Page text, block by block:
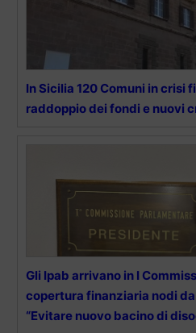
In Sicilia 120 Comuni in crisi
raddoppio dei fondi e nuovi
Gli Ipab arrivano in I
copertura finanziaria nodi
“Evitare nuovo bacino di